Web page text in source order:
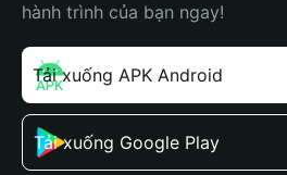
hành trình của bạn ngay!
Tải xuống APK Android
Tải xuống Google Play